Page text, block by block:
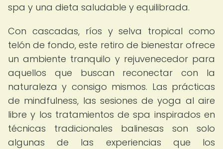
spa y una dieta saludable y equilibrada.
Con cascadas, ríos y selva tropical como
telón de fondo, este retiro de bienestar ofrece
un ambiente tranquilo y rejuvenecedor para
aquellos que buscan reconectar con la
naturaleza y consigo mismos. Las prácticas
de mindfulness, las sesiones de yoga al aire
libre y los tratamientos de spa inspirados en
técnicas tradicionales balinesas son solo
algunas de las experiencias que los